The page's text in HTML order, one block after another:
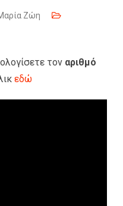
Ζώη
τον αριθμό
εδώ